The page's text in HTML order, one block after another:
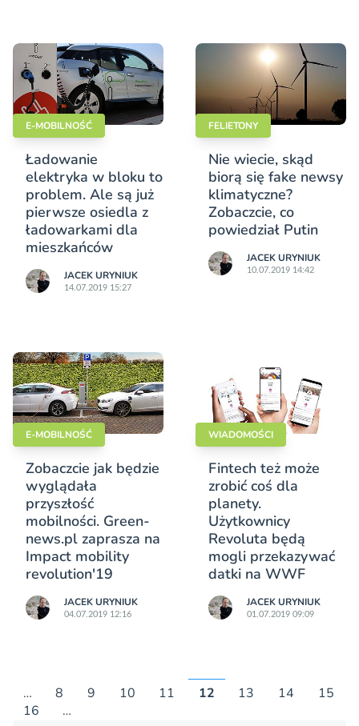
E-MOBILNOŚĆ
Ładowanie
elektryka w bloku to
problem. Ale są już
pierwsze osiedla z
ładowarkami dla
mieszkańców
JACEK URYNIUK
14.07.2019 15:27
FELIETONY
Nie wiecie, skąd
biorą się fake newsy
klimatyczne?
Zobaczcie, co
powiedział Putin
JACEK URYNIUK
10.07.2019 14:42
E-MOBILNOŚĆ
Zobaczcie jak będzie
wyglądała
przyszłość
mobilności. Green-
news.pl zaprasza na
Impact mobility
revolution'19
JACEK URYNIUK
04.07.2019 12:16
WIADOMOŚCI
Fintech też może
zrobić coś dla
planety.
Użytkownicy
Revoluta będą
mogli przekazywać
datki na WWF
JACEK URYNIUK
01.07.2019 09:09
… 8 9 10 11 12 13 14
15
16
…